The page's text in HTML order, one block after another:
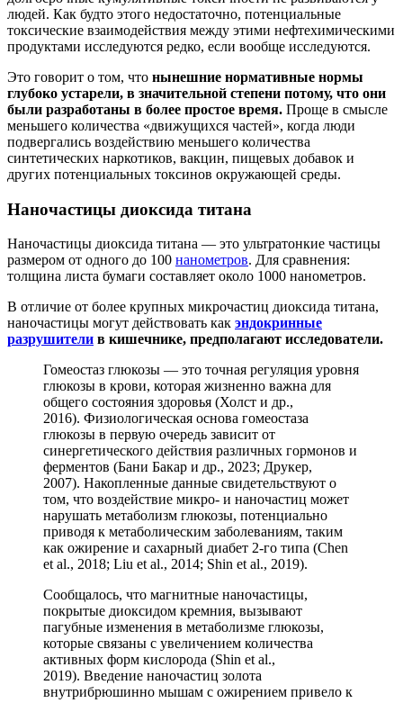
людей. Как будто этого недостаточно, потенциальные
токсические взаимодействия между этими нефтехимическими
продуктами исследуются редко, если вообще исследуются.
Это говорит о том, что нынешние нормативные нормы
глубоко устарели, в значительной степени потому, что они
были разработаны в более простое время. Проще в смысле
меньшего количества «движущихся частей», когда люди
подвергались воздействию меньшего количества
синтетических наркотиков, вакцин, пищевых добавок и
других потенциальных токсинов окружающей среды.
Наночастицы диоксида титана
Наночастицы диоксида титана — это ультратонкие частицы
размером от одного до 100 нанометров. Для сравнения:
толщина листа бумаги составляет около 1000 нанометров.
В отличие от более крупных микрочастиц диоксида титана,
наночастицы могут действовать как эндокринные
разрушители в кишечнике, предполагают исследователи.
Гомеостаз глюкозы — это точная регуляция уровня
глюкозы в крови, которая жизненно важна для
общего состояния здоровья (Холст и др.,
2016). Физиологическая основа гомеостаза
глюкозы в первую очередь зависит от
синергетического действия различных гормонов и
ферментов (Бани Бакар и др., 2023; Друкер,
2007). Накопленные данные свидетельствуют о
том, что воздействие микро- и наночастиц может
нарушать метаболизм глюкозы, потенциально
приводя к метаболическим заболеваниям, таким
как ожирение и сахарный диабет 2-го типа (Chen
et al., 2018; Liu et al., 2014; Shin et al., 2019).
Сообщалось, что магнитные наночастицы,
покрытые диоксидом кремния, вызывают
пагубные изменения в метаболизме глюкозы,
которые связаны с увеличением количества
активных форм кислорода (Shin et al.,
2019). Введение наночастиц золота
внутрибрюшинно мышам с ожирением привело к